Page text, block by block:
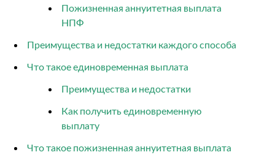
Пожизненная аннуитетная выплата
НПФ
Преимущества и недостатки каждого способа
Что такое единовременная выплата
Преимущества и недостатки
Как получить единовременную
выплату
Что такое пожизненная аннуитетная выплата